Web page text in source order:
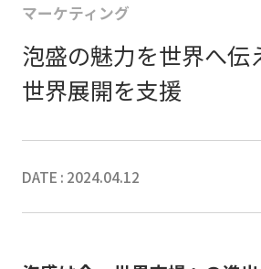
マーケティング
泡盛の魅力を世界へ伝
世界展開を支援
DATE : 2024.04.12